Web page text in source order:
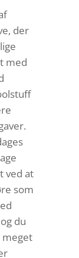
der
med
ved at
som
du
meget